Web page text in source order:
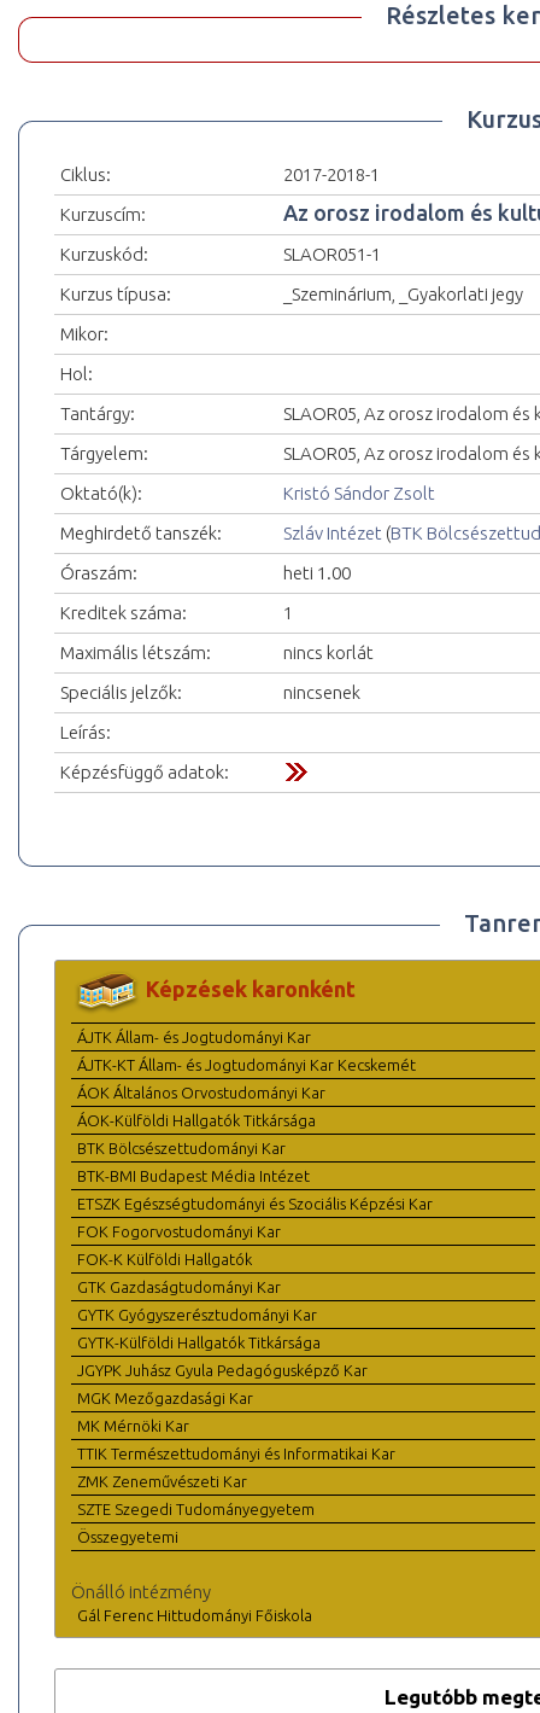
Részletes
Ciklus:
2017-2018-1
Kurzuscím:
Az orosz irodalom és
Kurzuskód:
SLAOR051-1
Kurzus típusa:
_Szeminárium, _Gyakorlati jegy
Mikor:
Hol:
Tantárgy:
SLAOR05, Az orosz irodalom
Tárgyelem:
SLAOR05, Az orosz irodalom
Oktató(k):
Kristó Sándor Zsolt
Meghirdető tanszék:
Szláv Intézet (BTK
Óraszám:
heti 1.00
Kreditek száma:
1
Maximális létszám:
nincs korlát
Speciális jelzők:
nincsenek
Leírás:
Képzésfüggő adatok:
Képzések karonként
ÁJTK Állam- és Jogtudományi Kar
ÁJTK-KT Állam- és Jogtudományi Kar Kecskemét
ÁOK Általános Orvostudományi Kar
ÁOK-Külföldi Hallgatók Titkársága
BTK Bölcsészettudományi Kar
BTK-BMI Budapest Média Intézet
ETSZK Egészségtudományi és Szociális Képzési Kar
FOK Fogorvostudományi Kar
FOK-K Külföldi Hallgatók
GTK Gazdaságtudományi Kar
GYTK Gyógyszerésztudományi Kar
GYTK-Külföldi Hallgatók Titkársága
JGYPK Juhász Gyula Pedagógusképző Kar
MGK Mezőgazdasági Kar
MK Mérnöki Kar
TTIK Természettudományi és Informatikai Kar
ZMK Zeneművészeti Kar
SZTE Szegedi Tudományegyetem
Összegyetemi
Önálló intézmény
Gál Ferenc Hittudományi Főiskola
Legutóbb